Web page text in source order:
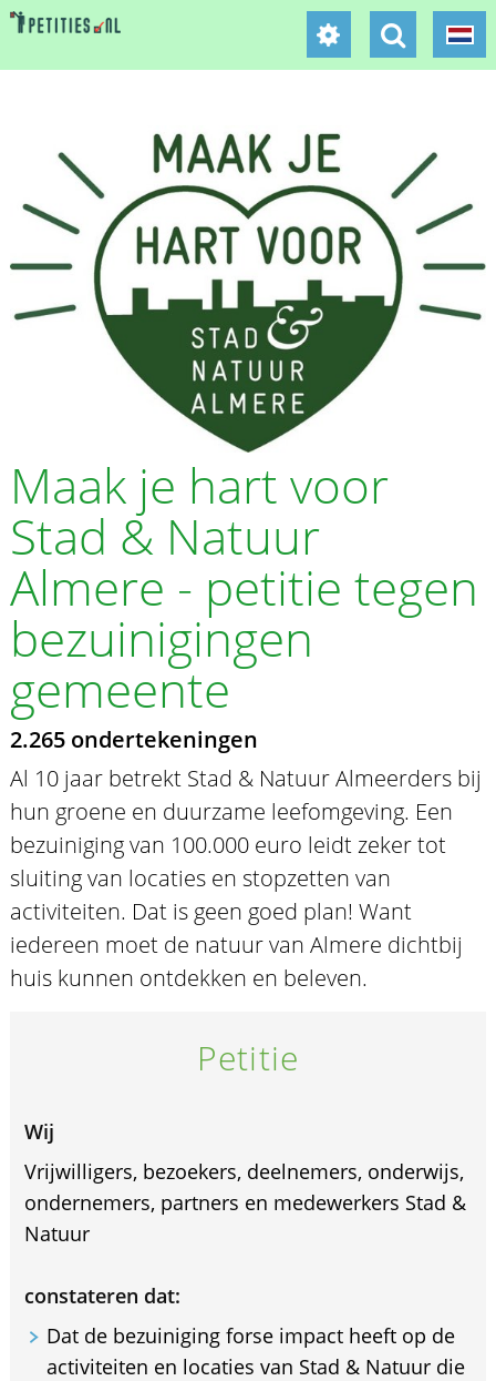
Maak je hart voor
Stad & Natuur
Almere - petitie tegen
bezuinigingen
gemeente
2.265 ondertekeningen
Al 10 jaar betrekt Stad & Natuur Almeerders bij
hun groene en duurzame leefomgeving. Een
bezuiniging van 100.000 euro leidt zeker tot
sluiting van locaties en stopzetten van
activiteiten. Dat is geen goed plan! Want
iedereen moet de natuur van Almere dichtbij
huis kunnen ontdekken en beleven.
Petitie
Wij
Vrijwilligers, bezoekers, deelnemers, onderwijs,
ondernemers, partners en medewerkers Stad &
Natuur
constateren dat:
Dat de bezuiniging forse impact heeft op de
activiteiten en locaties van Stad & Natuur die